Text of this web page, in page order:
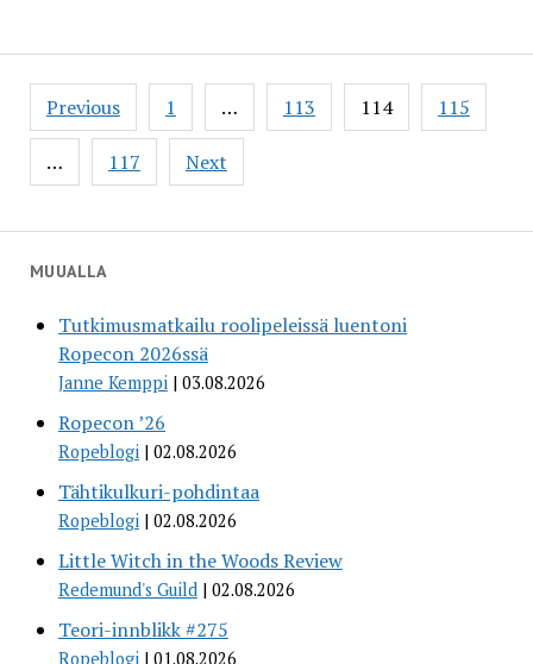
MUUALLA
Tutkimusmatkailu roolipeleissä luentoni
Ropecon 2026ssä
Janne Kemppi 03.08.2026
Ropecon ’26
Ropeblogi 02.08.2026
Tähtikulkuri-pohdintaa
Ropeblogi 02.08.2026
Little Witch in the Woods Review
Redemund's Guild 02.08.2026
Teori-innblikk #275
Ropeblogi 01.08.2026
Posts
pagination
Previous 1 … 113 114 115
… 117 Next